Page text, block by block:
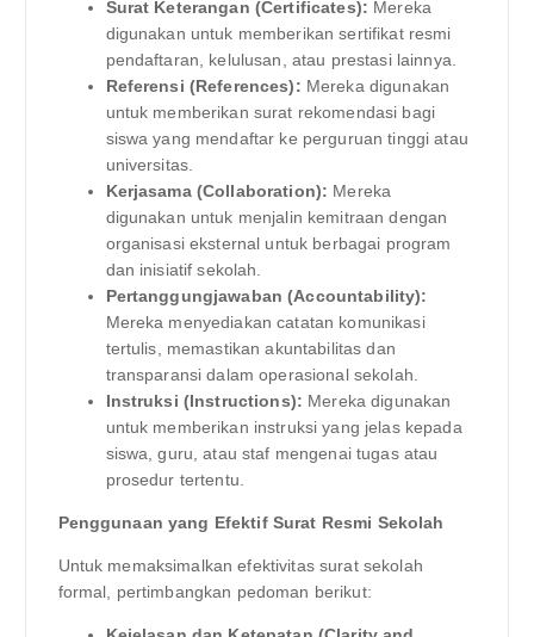
Surat Keterangan (Certificates): Mereka
digunakan untuk memberikan sertifikat resmi
pendaftaran, kelulusan, atau prestasi lainnya.
Referensi (References): Mereka digunakan
untuk memberikan surat rekomendasi bagi
siswa yang mendaftar ke perguruan tinggi atau
universitas.
Kerjasama (Collaboration): Mereka
digunakan untuk menjalin kemitraan dengan
organisasi eksternal untuk berbagai program
dan inisiatif sekolah.
Pertanggungjawaban (Accountability):
Mereka menyediakan catatan komunikasi
tertulis, memastikan akuntabilitas dan
transparansi dalam operasional sekolah.
Instruksi (Instructions): Mereka digunakan
untuk memberikan instruksi yang jelas kepada
siswa, guru, atau staf mengenai tugas atau
prosedur tertentu.
Penggunaan yang Efektif Surat Resmi Sekolah
Untuk memaksimalkan efektivitas surat sekolah
formal, pertimbangkan pedoman berikut: